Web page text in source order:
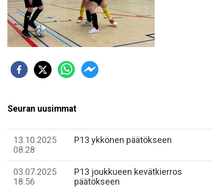
Seuran uusimmat
13.10.2025
08.28
P13 ykkönen päätökseen
03.07.2025
18.56
P13 joukkueen kevätkierros
päätökseen